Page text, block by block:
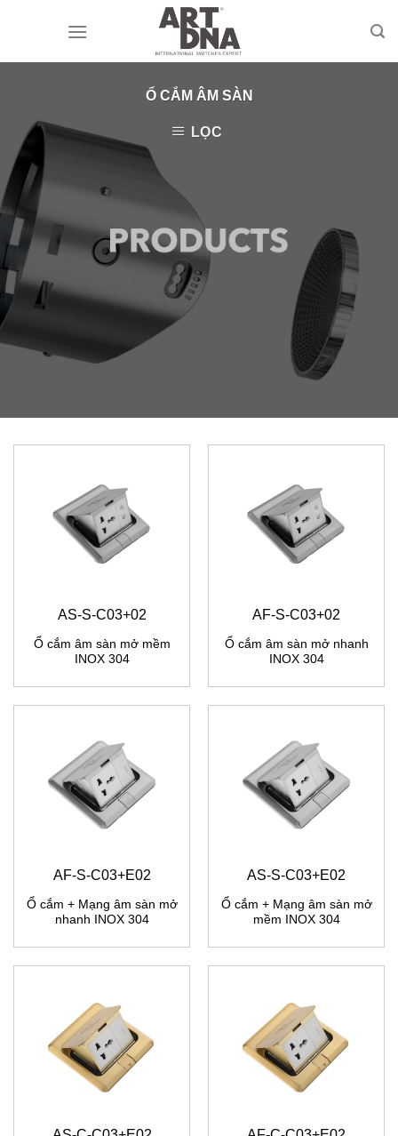
Ổ CẮM ÂM SÀN
LỌC
AS-S-C03+02
Ổ cắm âm sàn mở mềm
INOX 304
AF-S-C03+02
Ổ cắm âm sàn mở nhanh
INOX 304
AF-S-C03+E02
Ổ cắm + Mạng âm sàn mở
nhanh INOX 304
AS-S-C03+E02
Ổ cắm + Mạng âm sàn mở
mềm INOX 304